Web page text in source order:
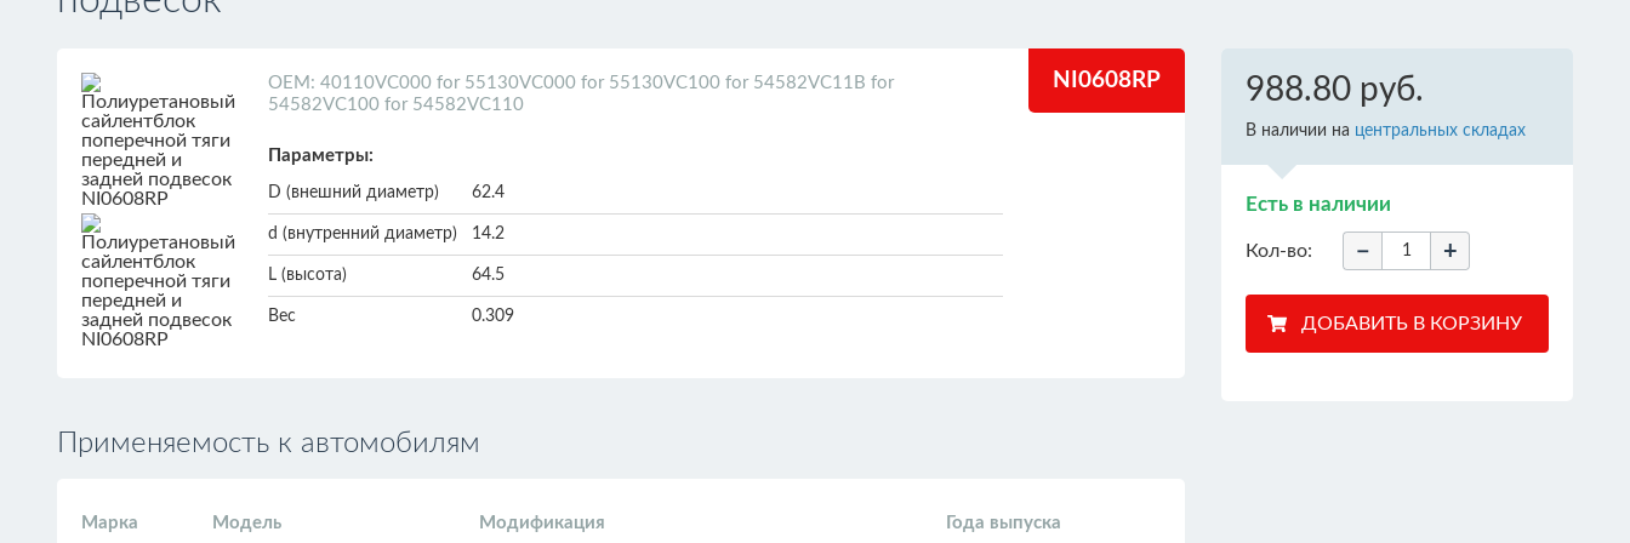
NI0608RP
ОЕМ: 40110VC000 for 55130VC000 for 55130VC100 for 54582VC11B for
54582VC100 for 54582VC110
Параметры:
D (внешний диаметр) 62.4
d (внутренний диаметр) 14.2
L (высота) 64.5
Вес 0.309
Применяемость к автомобилям
Марка Модель Модификация Года выпуска
988.80 руб.
В наличии на центральных складах
Есть в наличии
Кол-во: − +